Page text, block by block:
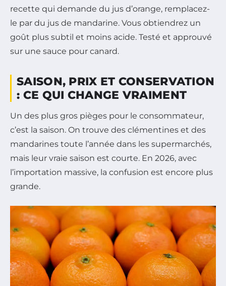
recette qui demande du jus d’orange, remplacez-
le par du jus de mandarine. Vous obtiendrez un
goût plus subtil et moins acide. Testé et approuvé
sur une sauce pour canard.
SAISON, PRIX ET CONSERVATION
: CE QUI CHANGE VRAIMENT
Un des plus gros pièges pour le consommateur,
c’est la saison. On trouve des clémentines et des
mandarines toute l’année dans les supermarchés,
mais leur vraie saison est courte. En 2026, avec
l’importation massive, la confusion est encore plus
grande.